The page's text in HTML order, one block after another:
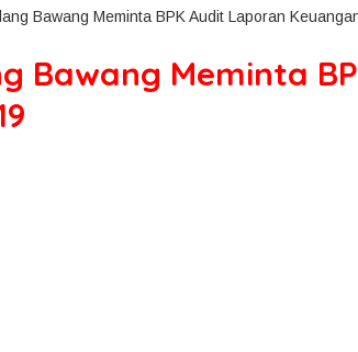
Bawang Meminta BPK Audit Laporan
Bawang Meminta